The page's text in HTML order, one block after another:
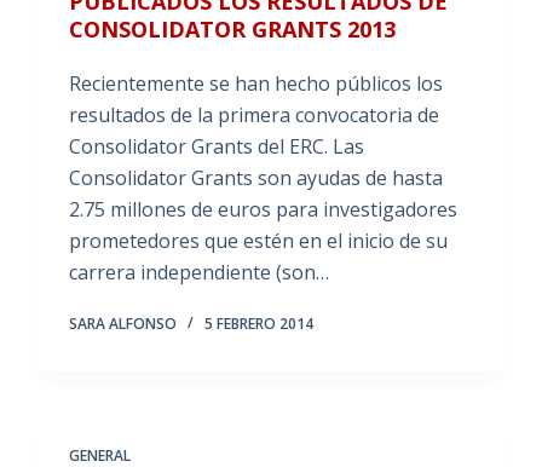
CONSOLIDATOR GRANTS 2013
Recientemente se han hecho públicos los
resultados de la primera convocatoria de
Consolidator Grants del ERC. Las
Consolidator Grants son ayudas de hasta
2.75 millones de euros para investigadores
prometedores que estén en el inicio de su
carrera independiente (son…
SARA ALFONSO 5 FEBRERO 2014
GENERAL